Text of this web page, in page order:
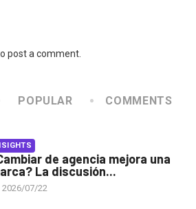
post a comment.
POPULAR COMMENTS
de agencia mejora una
La discusión...
2026/07/22